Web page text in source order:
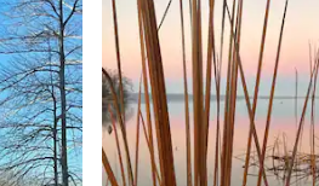
149